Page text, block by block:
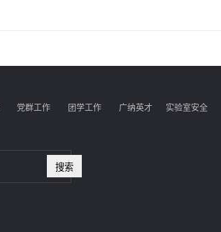
党群工作 团学工作 广纳英才 实验室安全